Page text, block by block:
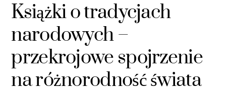
Książki o tradycjach
narodowych –
przekrojowe spojrzenie
na różnorodność świata